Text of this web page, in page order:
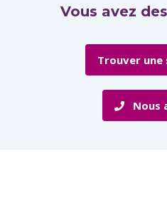
Vous avez
Trouver une
Nous